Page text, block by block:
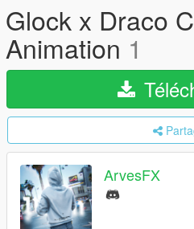
Glock x Draco
Animation 1
ArvesFX